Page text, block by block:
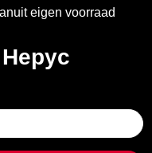
eigen voorraad
Hepyc